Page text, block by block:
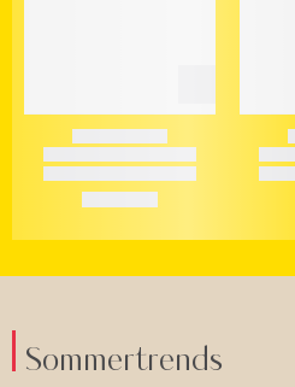
Sommertrends